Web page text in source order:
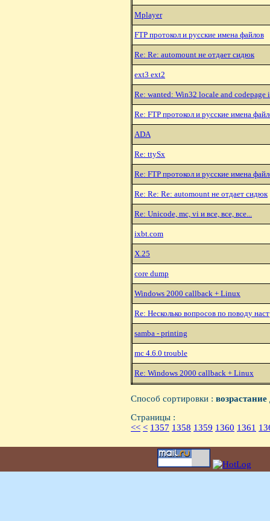
Mplayer
FTP протокол и русские имена файлов
Re: Re: automount не отдает сидюк
ext3 ext2
Re: wanted: Win32 locale and codepage
Re: FTP протокол и русские имена
ADA
Re: ttySx
Re: FTP протокол и русские имена
Re: Re: Re: automount не отдает сидюк
Re: Unicode, mc, vi и все, все, все...
ixbt.com
X.25
core dump
Windows 2000 callback + Linux
Re: Hесколько вопросов по поводу
samba - printing
mc 4.6.0 trouble
Re: Windows 2000 callback + Linux
Способ сортировки :
Страницы :
<< < 1357 1358 1359 1360 1361